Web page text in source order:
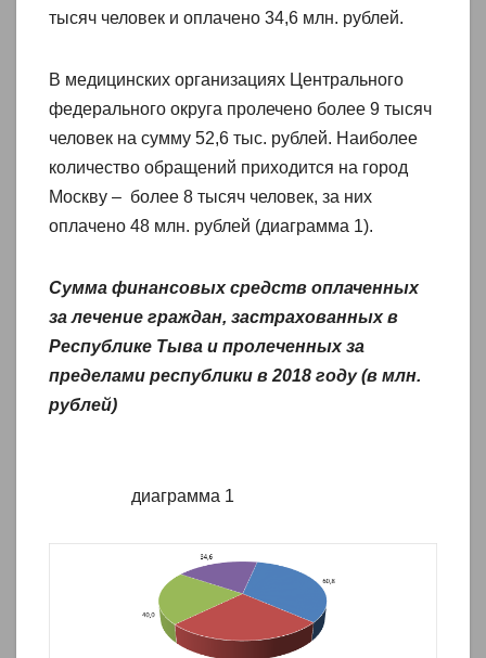
тысяч человек и оплачено 34,6 млн. рублей.
В медицинских организациях Центрального
федерального округа пролечено более 9 тысяч
человек на сумму 52,6 тыс. рублей. Наиболее
количество обращений приходится на город
Москву – более 8 тысяч человек, за них
оплачено 48 млн. рублей (диаграмма 1).
Сумма финансовых средств оплаченных
за лечение граждан, застрахованных в
Республике Тыва и пролеченных за
пределами республики в 2018 году (в млн.
рублей)
диаграмма 1